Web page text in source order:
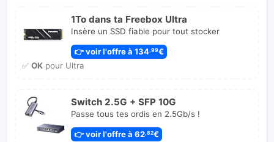
1To dans ta Freebox Ultra
Insère un SSD fiable pour tout stocker
👉 voir l'offre à 134 ,99€
✅ OKpour Ultra
Switch 2.5G + SFP 10G
Passe tous tes ordis en 2.5Gb/s !
👉 voir l'offre à 62,82€